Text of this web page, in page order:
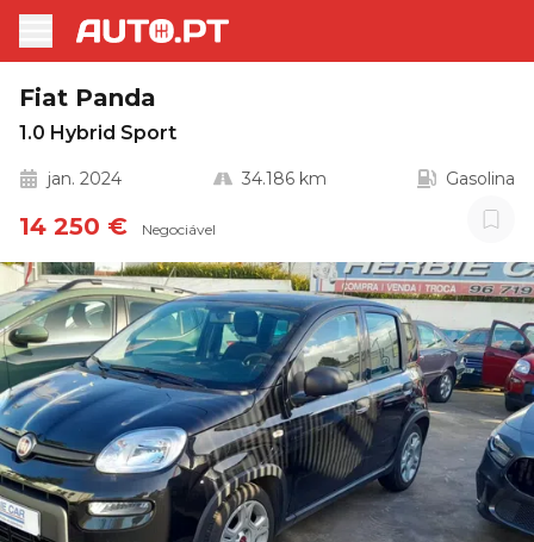
Fiat Panda
1.0 Hybrid Sport
jan. 2024 34.186 km Gasolina
14 250 € Negociável